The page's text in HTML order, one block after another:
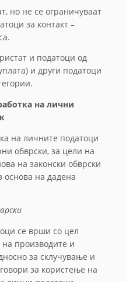
но не се ограничуваат
за контакт –
и податоци од
и други податоци
на лични
на личните податоци
обврски, за цели на
на законски обврски
основа на дадена
се врши со цел
производите и
за склучување и
за користење на